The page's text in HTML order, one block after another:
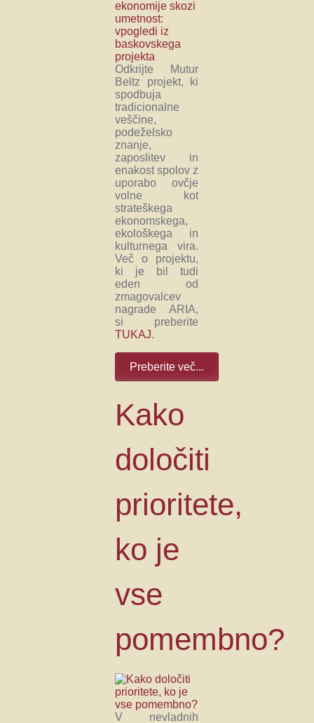
Odkrijte Mutur
Beltz projekt, ki
spodbuja
tradicionalne
veščine,
podeželsko
znanje,
zaposlitev in
enakost spolov z
uporabo ovčje
volne kot
strateškega
ekonomskega,
ekološkega in
kulturnega vira.
Več o projektu,
ki je bil tudi
eden od
zmagovalcev
nagrade ARIA,
si preberite
TUKAJ.
Preberite več...
Kako
določiti
prioritete,
ko je
vse
pomembno?
V nevladnih